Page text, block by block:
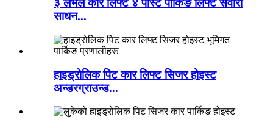
३ लेभल कार लिफ्ट ४ पोस्ट पार्किङ लिफ्ट सवारी
साधन...
हाइड्रोलिक पिट कार लिफ्ट सिजर होइस्ट
अन्डरग्राउन्ड...